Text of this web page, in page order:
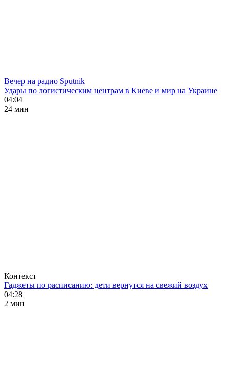
Вечер на радио Sputnik
Удары по логистическим центрам в Киеве и мир на Украине
04:04
24 мин
Контекст
Гаджеты по расписанию: дети вернутся на свежий воздух
04:28
2 мин